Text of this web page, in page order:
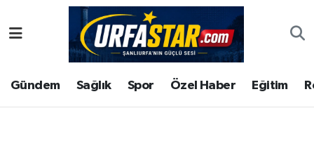
Gündem Sağlık Spor Özel Haber Eğitim
ASAYİS
ÇEVRE
Şanlıurfa Nöbetçi Eczaneler
Şanlıurfa Hava Durumu